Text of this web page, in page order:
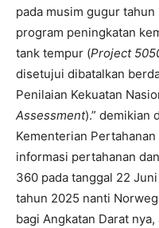
pada musim gugur
program peningkatan
tank tempur (Project
disetujui dibatalkan
Penilaian Kekuatan
Assessment).” demikian
Kementerian
informasi pertahanan
360 pada tanggal 22
tahun 2025 nanti
bagi Angkatan Darat